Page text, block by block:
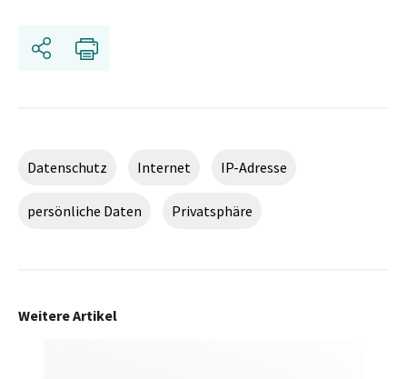
Teilen
Datenschutz Internet IP-Adresse
persönliche Daten Privatsphäre
Weitere Artikel